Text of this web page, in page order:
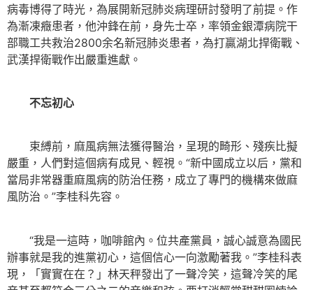
病毒博得了時光，為展開新冠肺炎病理研討發明了前提。作
為漸凍癥患者，他沖鋒在前，身先士卒，率領金銀潭病院干
部職工共救治2800余名新冠肺炎患者，為打贏湖北捍衛戰、
武漢捍衛戰作出嚴重進獻。
不忘初心
束縛前，麻風病無法獲得醫治，呈現的畸形、殘疾比擬
嚴重，人們對這個病有成見、輕視。“新中國成立以后，黨和
當局非常器重麻風病的防治任務，成立了專門的機構來做麻
風防治。”李桂科先容。
“我是一這時，咖啡館內。位共產黨員，誠心誠意為國民
辦事就是我的進黨初心，這個信心一向激勵著我。”李桂科表
現，「實實在在？」林天秤發出了一聲冷笑，這聲冷笑的尾